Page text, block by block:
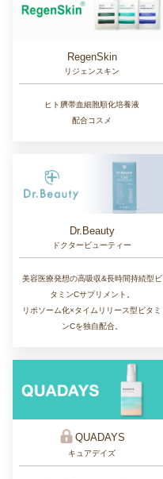
RegenSkin
リジェンスキン
ヒト臍帯血細胞順化培養液
配合コスメ
Dr.Beauty
ドクタービューティー
美容医療発想の高吸収&長時間持続型ビ
タミンCサプリメント。
リポソーム化×タイムリリース型ビタミ
ンCを独自配合。
QUADAYS
キュアデイズ